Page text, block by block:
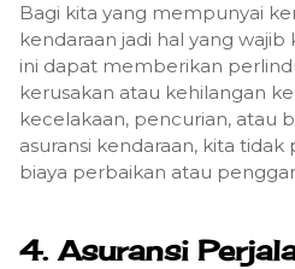
Bagi kita yang mempunyai
kendaraan jadi hal yang wajib
ini dapat memberikan
kerusakan atau kehilangan
kecelakaan, pencurian, atau
asuransi kendaraan, kita
biaya perbaikan atau
4. Asuransi